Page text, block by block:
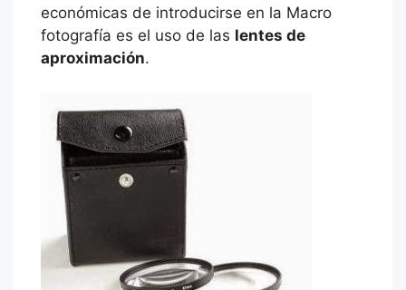
económicas de introducirse en la Macro
fotografía es el uso de las lentes de
aproximación.